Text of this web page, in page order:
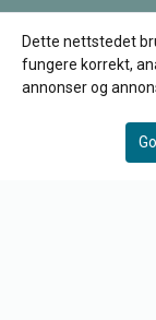
Leivdalsvegen
6774
Org. nr. 890 162
Dette nettstedet
fungere korrekt,
annonser og